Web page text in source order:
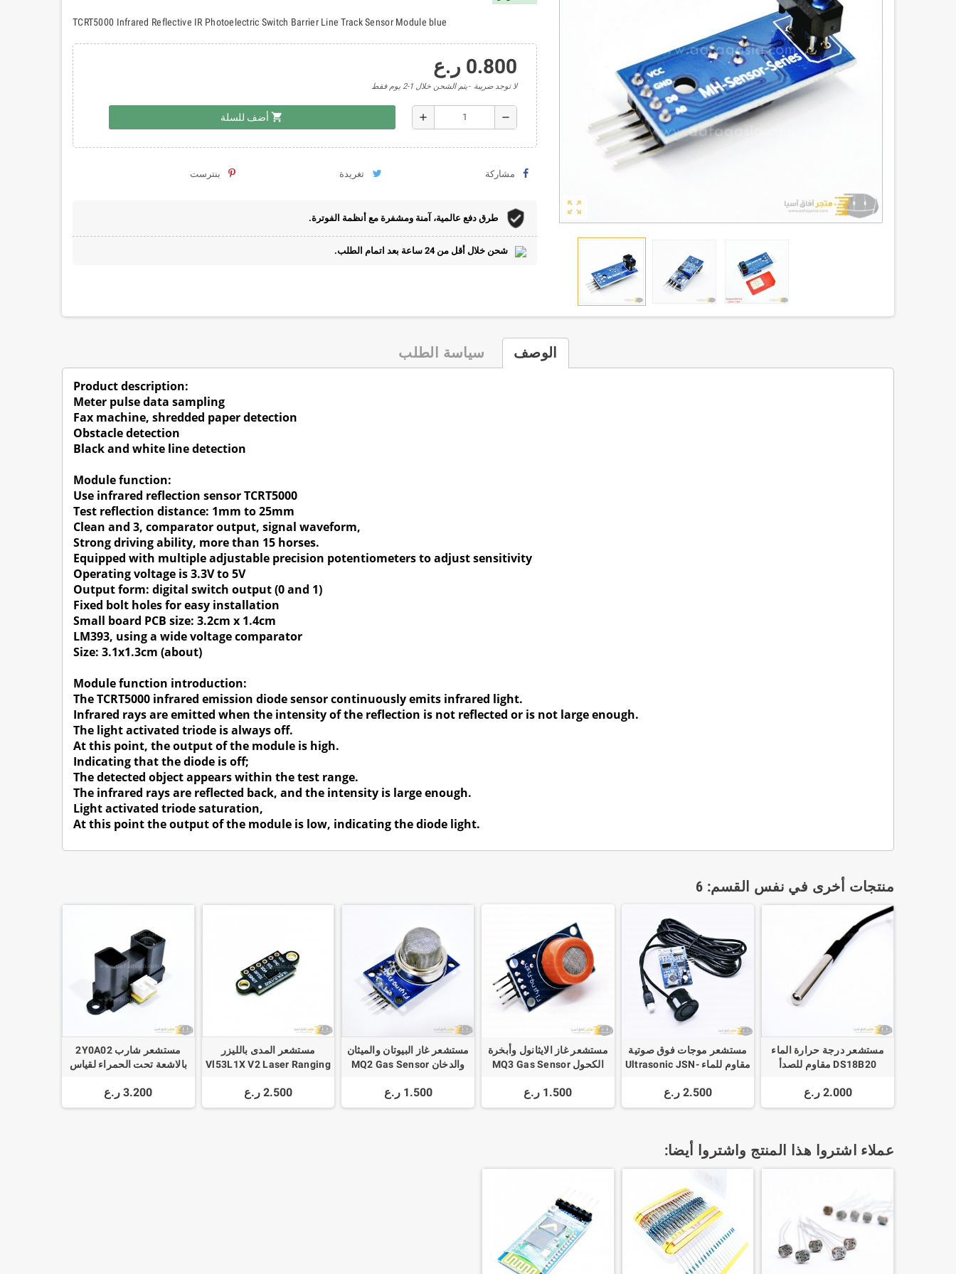
zoom_out_map
TCRT5000 Infrared Reflective IR Photoelectric Switch Barrier Line Track Sensor Module blue
0.800 ر.ع
لا توجد ضريبة يتم الشحن خلال 1-2 يوم فقط
remove
add
shopping_cart أضف للسلة
مشاركة تغريدة بنترست
طرق دفع عالمية، آمنة ومشفرة مع أنظمة الفوترة.
شحن خلال أقل من 24 ساعة بعد اتمام الطلب.
الوصف سياسة الطلب
Product description:
Meter pulse data sampling
Fax machine, shredded paper detection
Obstacle detection
Black and white line detection
Module function:
Use infrared reflection sensor TCRT5000
Test reflection distance: 1mm to 25mm
Clean and 3, comparator output, signal waveform,
Strong driving ability, more than 15 horses.
Equipped with multiple adjustable precision potentiometers to adjust sensitivity
Operating voltage is 3.3V to 5V
Output form: digital switch output (0 and 1)
Fixed bolt holes for easy installation
Small board PCB size: 3.2cm x 1.4cm
LM393, using a wide voltage comparator
Size: 3.1x1.3cm (about)
Module function introduction:
The TCRT5000 infrared emission diode sensor continuously emits infrared light.
Infrared rays are emitted when the intensity of the reflection is not reflected or is not large enough.
The light activated triode is always off.
At this point, the output of the module is high.
Indicating that the diode is off;
The detected object appears within the test range.
The infrared rays are reflected back, and the intensity is large enough.
Light activated triode saturation,
At this point the output of the module is low, indicating the diode light.
منتجات أخرى في نفس القسم: 6
مستشعر درجة حرارة الماء
DS18B20 مقاوم للصدأ
2.000 ر.ع
مستشعر موجات فوق صوتية
مقاوم للماء Ultrasonic JSN-
Waterproof Sensor
2.500 ر.ع
مستشعر غاز الايثانول وأبخرة
الكحول MQ3 Gas Sensor
1.500 ر.ع
مستشعر غاز البيوتان والميثان
والدخان MQ2 Gas Sensor
Smoke
1.500 ر.ع
مستشعر المدى بالليزر
Vl53L1X V2 Laser Ranging
Distance Measurement
Sensor
2.500 ر.ع
مستشعر شارب 2Y0A02
بالاشعة تحت الحمراء لقياس
3.200 ر.ع
عملاء اشتروا هذا المنتج واشتروا أيضا: